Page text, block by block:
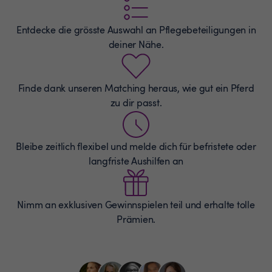
Entdecke die grösste Auswahl an Pflegebeteiligungen in
deiner Nähe.
Finde dank unseren Matching heraus, wie gut ein Pferd
zu dir passt.
Bleibe zeitlich flexibel und melde dich für befristete oder
langfriste Aushilfen an
Nimm an exklusiven Gewinnspielen teil und erhalte tolle
Prämien.